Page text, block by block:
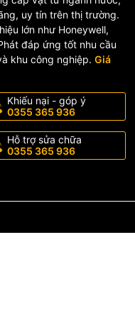
uy tín trên thị trường.
lớn như Honeywell,
đáp ứng tốt nhu cầu
khu công nghiệp. Giá
Khiếu nại - góp ý
0355 365 936
Hỗ trợ sửa chữa
0355 365 936